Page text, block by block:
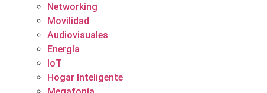
Networking
Movilidad
Audiovisuales
Energía
IoT
Hogar Inteligente